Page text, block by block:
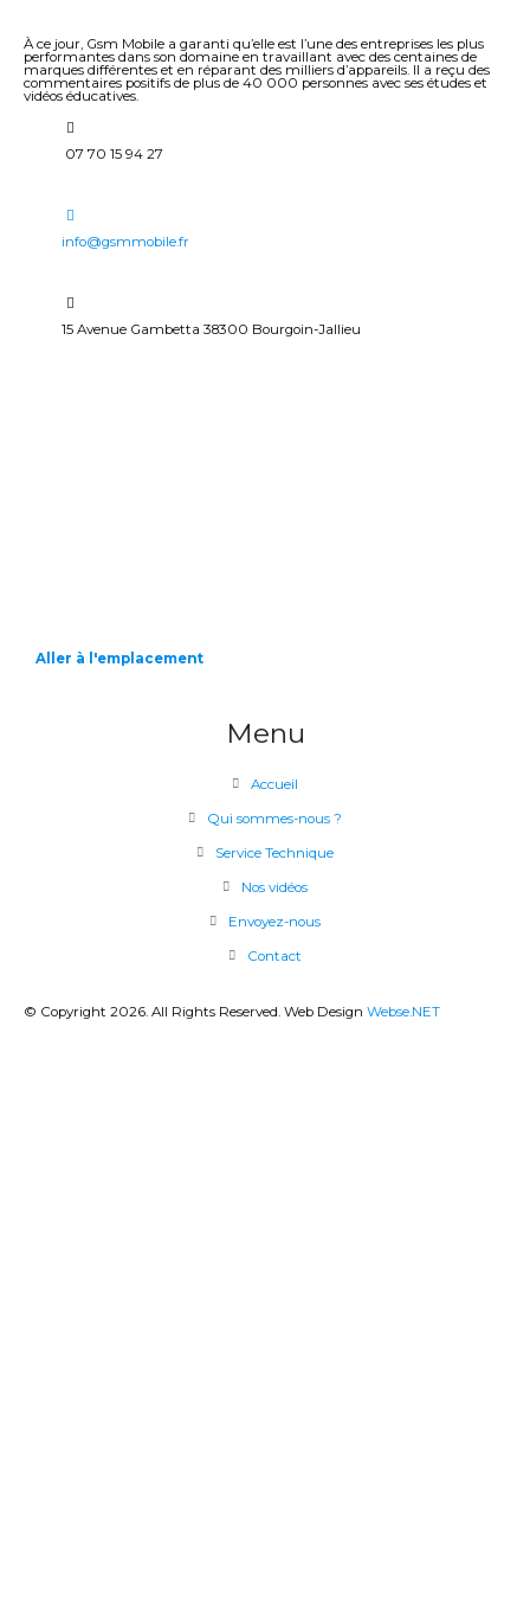
À ce jour, Gsm Mobile a garanti qu’elle est l’une des entreprises les plus
performantes dans son domaine en travaillant avec des centaines de
marques différentes et en réparant des milliers d’appareils. Il a reçu des
commentaires positifs de plus de 40 000 personnes avec ses études et
vidéos éducatives.
07 70 15 94 27
info@gsmmobile.fr
15 Avenue Gambetta 38300 Bourgoin-Jallieu
Aller à l'emplacement
Menu
Accueil
Qui sommes-nous ?
Service Technique
Nos vidéos
Envoyez-nous
Contact
© Copyright 2026. All Rights Reserved. Web Design Webse.NET